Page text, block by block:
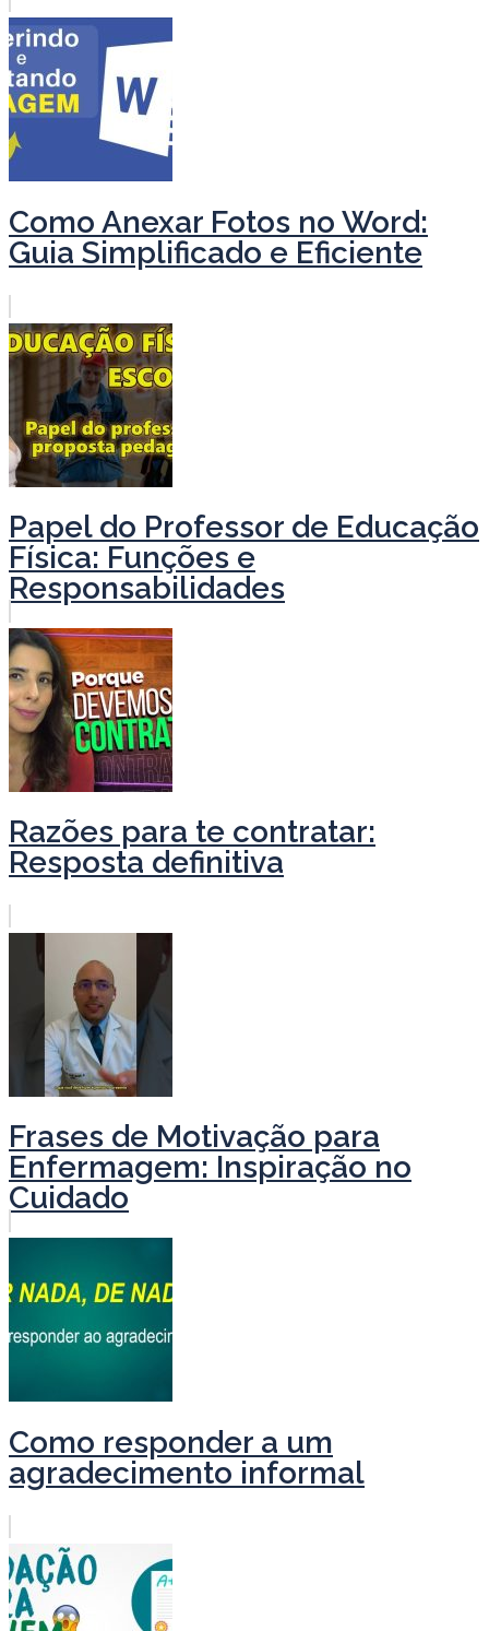
Como Anexar Fotos no Word:
Guia Simplificado e Eficiente
Papel do Professor de Educação
Física: Funções e
Responsabilidades
Razões para te contratar:
Resposta definitiva
Frases de Motivação para
Enfermagem: Inspiração no
Cuidado
Como responder a um
agradecimento informal